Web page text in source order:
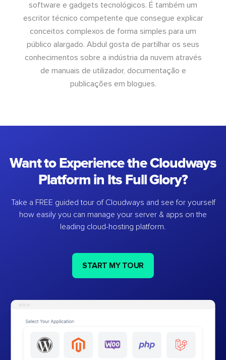
software e gadgets tecnológicos. É também um
escritor técnico competente que consegue explicar
conceitos complexos de forma simples para um
público alargado. Abdul gosta de partilhar os seus
conhecimentos sobre a indústria da nuvem através
de manuais de utilizador, documentação e
publicações em blogues.
Want to Experience the Cloudways
Platform in Its Full Glory?
Take a FREE guided tour of Cloudways and see for yourself
how easily you can manage your server & apps on the
leading cloud-hosting platform.
START MY TOUR